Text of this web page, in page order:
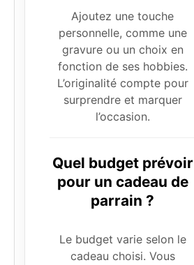
Ajoutez une touche
personnelle, comme une
gravure ou un choix en
fonction de ses hobbies.
L’originalité compte pour
surprendre et marquer
l’occasion.
Quel budget prévoir
pour un cadeau de
parrain ?
Le budget varie selon le
cadeau choisi. Vous